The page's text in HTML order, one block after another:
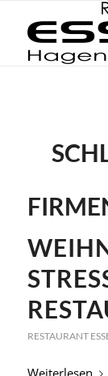
RESTAURANT
Weiterlesen